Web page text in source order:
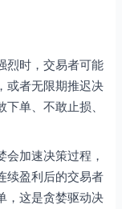
烈时，交易者可能
者无限期推迟决
单、不敢止损、
会加速决策过程，
续盈利后的交易者
，这是贪婪驱动决